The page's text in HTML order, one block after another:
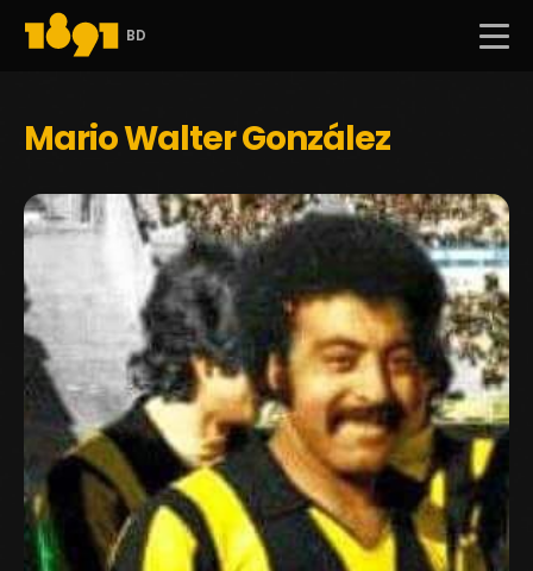
BD
Mario Walter González